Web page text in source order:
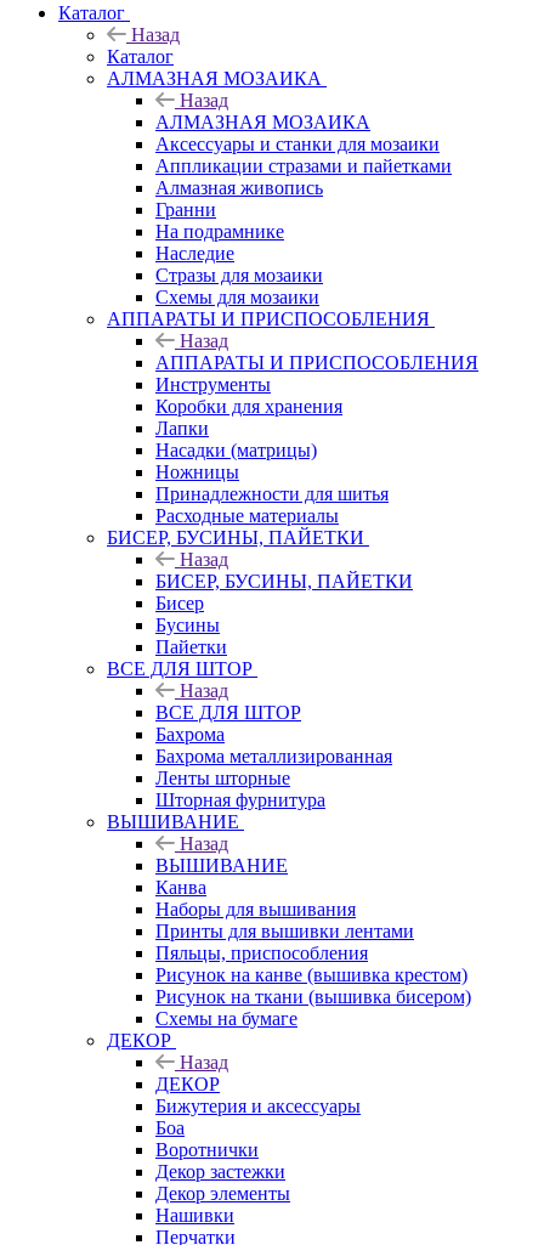
Каталог
Назад
Каталог
АЛМАЗНАЯ МОЗАИКА
Назад
АЛМАЗНАЯ МОЗАИКА
Аксессуары и станки для мозаики
Аппликации стразами и пайетками
Алмазная живопись
Гранни
На подрамнике
Наследие
Стразы для мозаики
Схемы для мозаики
АППАРАТЫ И ПРИСПОСОБЛЕНИЯ
Назад
АППАРАТЫ И ПРИСПОСОБЛЕНИЯ
Инструменты
Коробки для хранения
Лапки
Насадки (матрицы)
Ножницы
Принадлежности для шитья
Расходные материалы
БИСЕР, БУСИНЫ, ПАЙЕТКИ
Назад
БИСЕР, БУСИНЫ, ПАЙЕТКИ
Бисер
Бусины
Пайетки
ВСЕ ДЛЯ ШТОР
Назад
ВСЕ ДЛЯ ШТОР
Бахрома
Бахрома металлизированная
Ленты шторные
Шторная фурнитура
ВЫШИВАНИЕ
Назад
ВЫШИВАНИЕ
Канва
Наборы для вышивания
Принты для вышивки лентами
Пяльцы, приспособления
Рисунок на канве (вышивка крестом)
Рисунок на ткани (вышивка бисером)
Схемы на бумаге
ДЕКОР
Назад
ДЕКОР
Бижутерия и аксессуары
Боа
Воротнички
Декор застежки
Декор элементы
Нашивки
Перчатки